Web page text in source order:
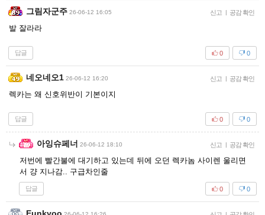
그림자군주 26-06-12 16:05 신고 | 공감 확인
발 잘라라
답글 0
0
네오네오1 26-06-12 16:20 신고 | 공감 확인
렉카는 왜 신호위반이 기본이지
답글 0
0
아잉슈페너 26-06-12 18:10 신고 | 공감 확인
저번에 빨간불에 대기하고 있는데 뒤에 오던 렉카놈 사이렌 울리면
서 걍 지나감.. 구급차인줄
답글 0
0